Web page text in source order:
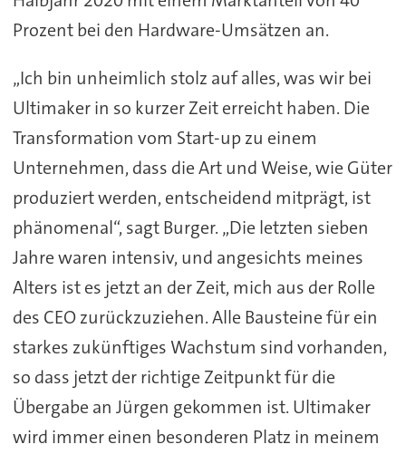
Prozent bei den Hardware-Umsätzen an.
„Ich bin unheimlich stolz auf alles, was wir bei
Ultimaker in so kurzer Zeit erreicht haben. Die
Transformation vom Start-up zu einem
Unternehmen, dass die Art und Weise, wie Güter
produziert werden, entscheidend mitprägt, ist
phänomenal“, sagt Burger. „Die letzten sieben
Jahre waren intensiv, und angesichts meines
Alters ist es jetzt an der Zeit, mich aus der Rolle
des CEO zurückzuziehen. Alle Bausteine für ein
starkes zukünftiges Wachstum sind vorhanden,
so dass jetzt der richtige Zeitpunkt für die
Übergabe an Jürgen gekommen ist. Ultimaker
wird immer einen besonderen Platz in meinem